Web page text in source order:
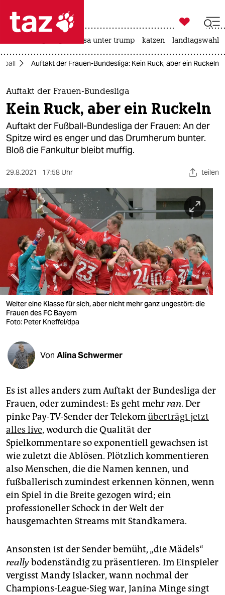
 taz zahl ich
taz zahl ich
themen
politik
öko
sport
nord
wahrheit
verlag
verlag
shop
fragen & hilfe
unterstützen
abo
genossenschaft
epaper login

taz zahl ich
usa unter trump katzen landtagswahl
Auftakt der Frauen-Bundesliga: Kein Ruck, aber ein Ruckeln
Auftakt der Frauen-Bundesliga
Kein Ruck, aber ein Ruckeln
Auftakt der Fußball-Bundesliga der Frauen: An der
Spitze wird es enger und das Drumherum bunter.
Bloß die Fankultur bleibt muffig.
29.8.2021 17:58 Uhr teilen
Weiter eine Klasse für sich, aber nicht mehr ganz ungestört: die
Frauen des FC Bayern
Foto: Peter Kneffel/dpa
Von Alina Schwermer
Es ist alles anders zum Auftakt der Bundesliga der
Frauen, oder zumindest: Es geht mehr ran. Der
pinke Pay-TV-Sender der Telekomüberträgt jetzt
alles live, wodurch die Qualität der
Spielkommentare so exponentiell gewachsen ist
wie zuletzt die Ablösen. Plötzlich kommentieren
also Menschen, die die Namen kennen, und
fußballerisch zumindest erkennen können, wenn
ein Spiel in die Breite gezogen wird; ein
professioneller Schock in der Welt der
hausgemachten Streams mit Standkamera.
Ansonsten ist der Sender bemüht, „die Mädels“
reallybodenständig zu präsentieren. Im Einspieler
vergisst Mandy Islacker, wann nochmal der
Champions-League-Sieg war, Janina Minge singt